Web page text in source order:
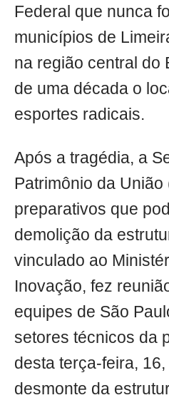
Federal que nunca
municípios de
na região central do
de uma década o
esportes radicais.
Após a tragédia, a
Patrimônio da
preparativos que
demolição da
vinculado ao
Inovação, fez
equipes de São
setores técnicos da
desta terça-feira,
desmonte da